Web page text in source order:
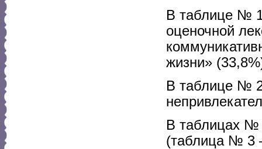
В таблице № 1
оценочной
жизни»
В таблице № 2
В таблицах №
(таблица № 3